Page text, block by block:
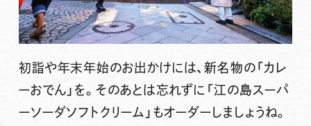
初詣や年末年始のお出かけには、新名物の「カレ
ーおでん」を。そのあとは忘れずに「江の島スーパ
ーソーダソフトクリーム」もオーダーしましょうね。